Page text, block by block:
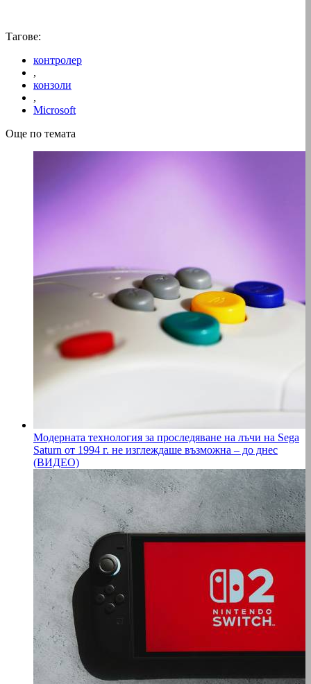
Тагове:
контролер
,
конзоли
,
Microsoft
Още по темата
Модерната технология за проследяване на лъчи на Sega
Saturn от 1994 г. не изглеждаше възможна – до днес
(ВИДЕО)